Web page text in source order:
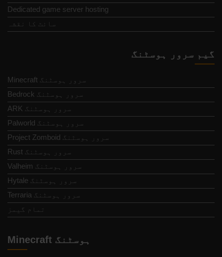
Dedicated game server hosting
سائٹ کا نقشہ
گیم سرور ہوسٹنگ
Minecraft سرور ہوسٹنگ
Bedrock سرور ہوسٹنگ
ARK سرور ہوسٹنگ
Palworld سرور ہوسٹنگ
Project Zomboid سرور ہوسٹنگ
Rust سرور ہوسٹنگ
Valheim سرور ہوسٹنگ
Hytale سرور ہوسٹنگ
Terraria سرور ہوسٹنگ
تمام گیمز
Minecraft ہوسٹنگ